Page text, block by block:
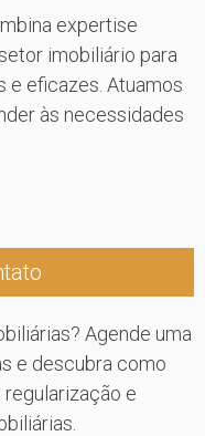
expertise
imobiliário para
e eficazes. Atuamos
às necessidades
Agende uma
e descubra como
e